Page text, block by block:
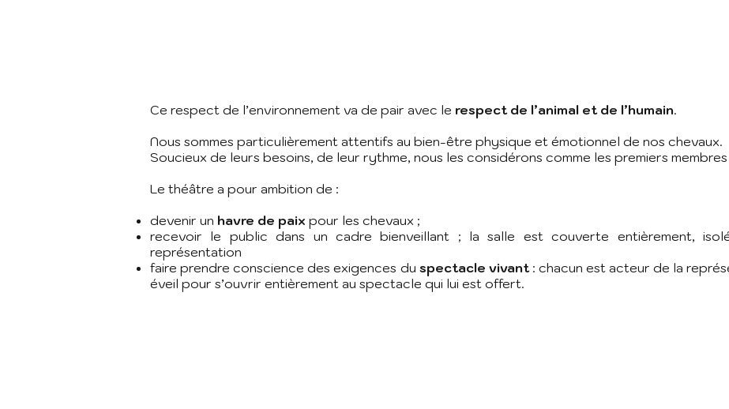
Ce respect de l’environnement va de pair avec le respect de l’animal et de l’humain.
Nous sommes particulièrement attentifs au bien-être physique et émotionnel de nos chevaux.
Soucieux de leurs besoins, de leur rythme, nous les considérons comme les premiers
Le théâtre a pour ambition de :
devenir un havre de paix pour les chevaux ;
recevoir le public dans un cadre bienveillant ; la salle est couverte entièrement,
représentation
faire prendre conscience des exigences du spectacle vivant: chacun est acteur de la
éveil pour s’ouvrir entièrement au spectacle qui lui est offert.